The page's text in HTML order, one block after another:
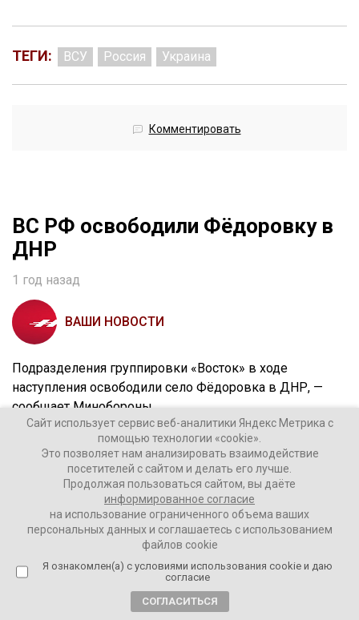
ТЕГИ: ВСУ Россия Украина
Комментировать
ВС РФ освободили Фёдоровку в
ДНР
1 год назад
ВАШИ НОВОСТИ
Подразделения группировки «Восток» в ходе
наступления освободили село Фёдоровка в ДНР, —
сообщает Минобороны.
До войны там жило около 300 человек.
Село находится в девяти километрах от границы с
Днепропетровской областью.
Сайт использует сервис веб-аналитики Яндекс Метрика с
помощью технологии «cookie».
Это позволяет нам анализировать взаимодействие
посетителей с сайтом и делать его лучше.
Продолжая пользоваться сайтом, вы даёте
информированное согласие
на использование ограниченного объема ваших
персональных данных и соглашаетесь с использованием
файлов cookie
Я ознакомлен(а) с условиями использования cookie и даю
согласие
СОГЛАСИТЬСЯ